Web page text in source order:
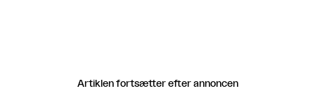
Artiklen fortsætter efter annoncen